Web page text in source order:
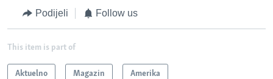
Podijeli Follow us
This item is part of
Aktuelno Magazin Amerika